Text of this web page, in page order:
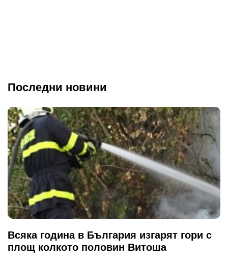
Последни новини
Всяка година в България изгарят гори с
площ колкото половин Витоша